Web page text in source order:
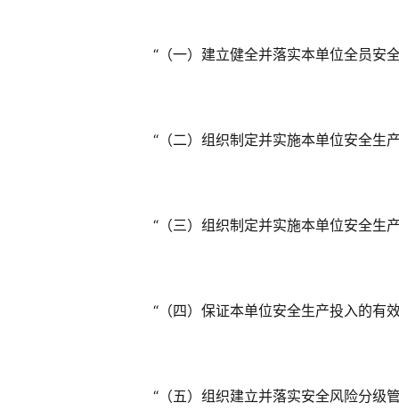
“（一）建立健全并落实本单位全员安
“（二）组织制定并实施本单位安全生
“（三）组织制定并实施本单位安全生
“（四）保证本单位安全生产投入的有
“（五）组织建立并落实安全风险分级